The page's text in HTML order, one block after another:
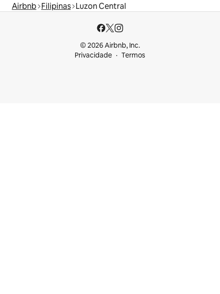
Airbnb Filipinas Luzon Central
© 2026 Airbnb, Inc.
Privacidade
Termos